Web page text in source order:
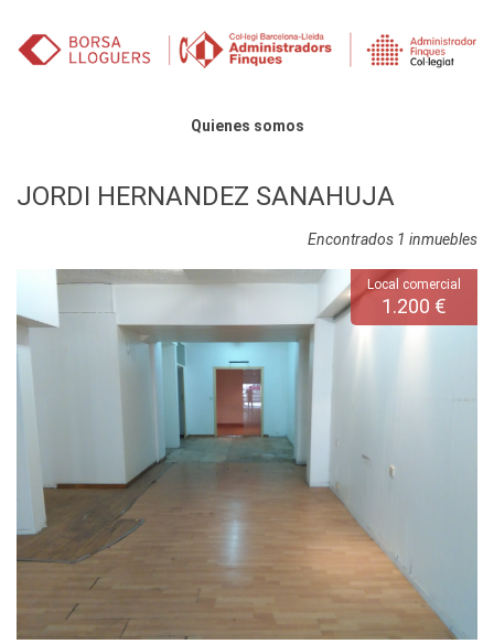
Quienes somos
JORDI HERNANDEZ SANAHUJA
Encontrados 1 inmuebles
Local comercial
1.200 €